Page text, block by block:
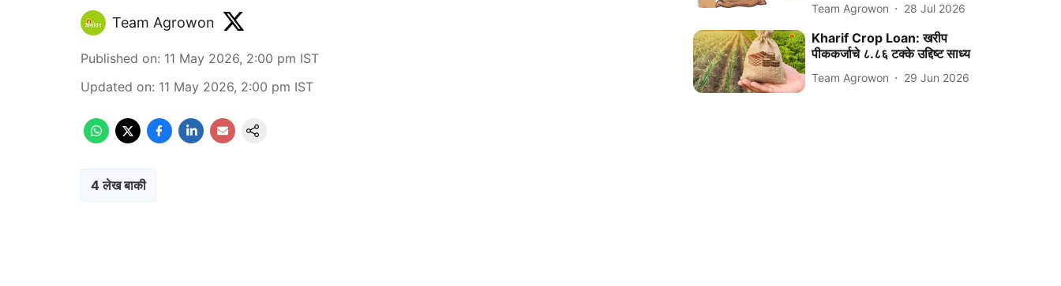
Team Agrowon
Published on: 11 May 2026, 2:00 pm IST
Updated on: 11 May 2026, 2:00 pm IST
4 लेख बाकी
Team Agrowon 28 Jul 2026
Kharif Crop Loan: खरीप
पीककर्जाचे ८.८६ टक्के उद्दिष्ट साध्य
Team Agrowon 29 Jun 2026